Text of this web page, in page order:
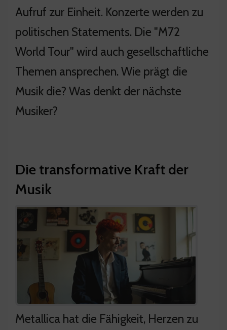
Aufruf zur Einheit. Konzerte werden zu
politischen Statements. Die "M72
World Tour" wird auch gesellschaftliche
Themen ansprechen. Wie prägt die
Musik die? Was denkt der nächste
Musiker?
Die transformative Kraft der
Musik
Metallica hat die Fähigkeit, Herzen zu